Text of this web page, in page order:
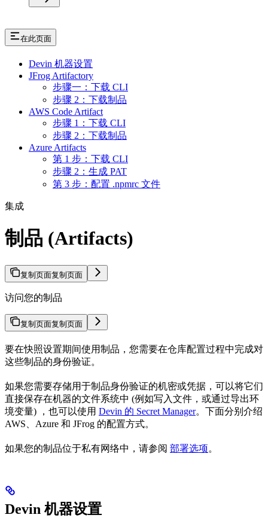
在此页面
Devin 机器设置
JFrog Artifactory
步骤一：下载 CLI
步骤 2：下载制品
AWS Code Artifact
步骤 1：下载 CLI
步骤 2：下载制品
Azure Artifacts
第 1 步：下载 CLI
步骤 2：生成 PAT
第 3 步：配置 .npmrc 文件
集成
制品 (Artifacts)
复制页面复制页面
访问您的制品
复制页面复制页面
要在快照设置期间使用制品，您需要在仓库配置过程中完成对
这些制品的身份验证。
如果您需要存储用于制品身份验证的机密或凭据，可以将它们
直接保存在机器的文件系统中 (例如写入文件，或通过导出环
境变量) ，也可以使用 Devin 的 Secret Manager。下面分别介绍
AWS、Azure 和 JFrog 的配置方式。
如果您的制品位于私有网络中，请参阅 部署选项。
Devin 机器设置